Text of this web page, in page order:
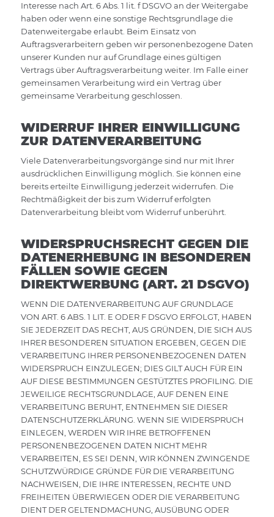
Interesse nach Art. 6 Abs. 1 lit. f DSGVO an der Weitergabe
haben oder wenn eine sonstige Rechtsgrundlage die
Datenweitergabe erlaubt. Beim Einsatz von
Auftragsverarbeitern geben wir personenbezogene Daten
unserer Kunden nur auf Grundlage eines gültigen
Vertrags über Auftragsverarbeitung weiter. Im Falle einer
gemeinsamen Verarbeitung wird ein Vertrag über
gemeinsame Verarbeitung geschlossen.
WIDERRUF IHRER EINWILLIGUNG
ZUR DATENVERARBEITUNG
Viele Datenverarbeitungsvorgänge sind nur mit Ihrer
ausdrücklichen Einwilligung möglich. Sie können eine
bereits erteilte Einwilligung jederzeit widerrufen. Die
Rechtmäßigkeit der bis zum Widerruf erfolgten
Datenverarbeitung bleibt vom Widerruf unberührt.
WIDERSPRUCHSRECHT GEGEN DIE
DATENERHEBUNG IN BESONDEREN
FÄLLEN SOWIE GEGEN
DIREKTWERBUNG (ART. 21 DSGVO)
WENN DIE DATENVERARBEITUNG AUF GRUNDLAGE
VON ART. 6 ABS. 1 LIT. E ODER F DSGVO ERFOLGT, HABEN
SIE JEDERZEIT DAS RECHT, AUS GRÜNDEN, DIE SICH AUS
IHRER BESONDEREN SITUATION ERGEBEN, GEGEN DIE
VERARBEITUNG IHRER PERSONENBEZOGENEN DATEN
WIDERSPRUCH EINZULEGEN; DIES GILT AUCH FÜR EIN
AUF DIESE BESTIMMUNGEN GESTÜTZTES PROFILING. DIE
JEWEILIGE RECHTSGRUNDLAGE, AUF DENEN EINE
VERARBEITUNG BERUHT, ENTNEHMEN SIE DIESER
DATENSCHUTZERKLÄRUNG. WENN SIE WIDERSPRUCH
EINLEGEN, WERDEN WIR IHRE BETROFFENEN
PERSONENBEZOGENEN DATEN NICHT MEHR
VERARBEITEN, ES SEI DENN, WIR KÖNNEN ZWINGENDE
SCHUTZWÜRDIGE GRÜNDE FÜR DIE VERARBEITUNG
NACHWEISEN, DIE IHRE INTERESSEN, RECHTE UND
FREIHEITEN ÜBERWIEGEN ODER DIE VERARBEITUNG
DIENT DER GELTENDMACHUNG, AUSÜBUNG ODER